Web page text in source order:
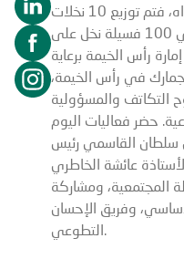
صقر بن محمد القاسمي، طيب الله ثراه، فتم توزيع 10 نخلات
يومياً لمدة 10 أيام، بإجمالي 100 فسيلة نخل على
رأس الخيمة برعاية
في رأس الخيمة،
التكاتف والمسؤولية
حضر فعاليات اليوم
سلطان القاسمي رئيس
عائشة الخاطري
المجتمعية، ومشاركة
وفريق الإحسان
التطوعي.